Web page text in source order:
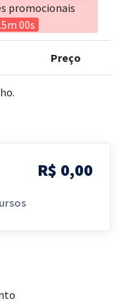
promocionais
00s
Preço
R$ 0,00